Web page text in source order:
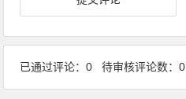
已通过评论：0 待审核评论数：0